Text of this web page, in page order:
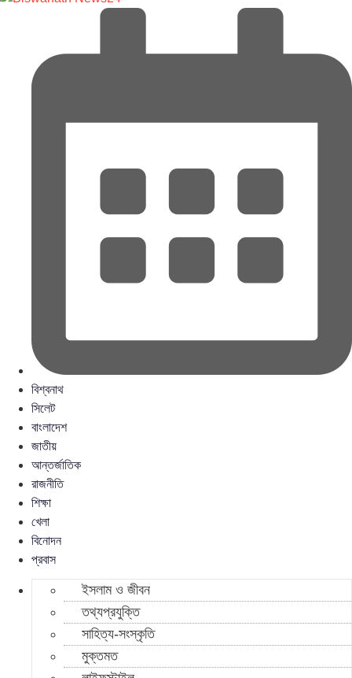
বিশ্বনাথ
সিলেট
বাংলাদেশ
জাতীয়
আন্তর্জাতিক
রাজনীতি
শিক্ষা
খেলা
বিনোদন
প্রবাস
ইসলাম ও জীবন
তথ্যপ্রযুক্তি
সাহিত্য-সংস্কৃতি
মুক্তমত